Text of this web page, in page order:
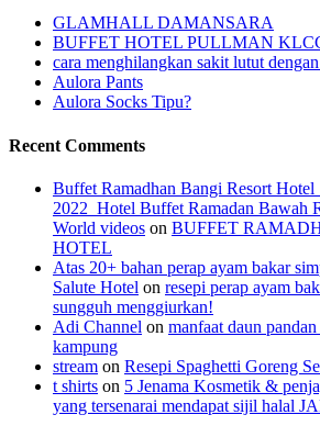
GLAMHALL DAMANSARA
BUFFET HOTEL PULLMAN
cara menghilangkan sakit lutut
Aulora Pants
Aulora Socks Tipu?
Recent Comments
Buffet Ramadhan Bangi Resort
2022_Hotel Buffet Ramadan Bawah
World videos on BUFFET
HOTEL
Atas 20+ bahan perap ayam bakar
Salute Hotel on resepi perap ayam
sungguh menggiurkan!
Adi Channel on manfaat daun
kampung
stream on Resepi Spaghetti Goreng
t shirts on 5 Jenama Kosmetik &
yang tersenarai mendapat sijil halal